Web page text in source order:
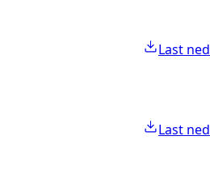
Last ned
Last ned